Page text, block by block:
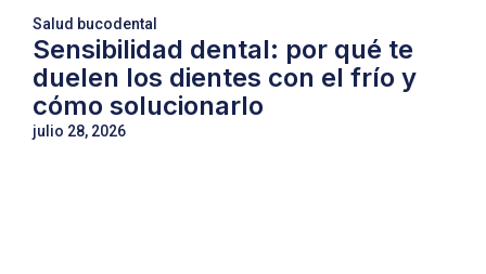
Salud bucodental
Sensibilidad dental: por qué te
duelen los dientes con el frío y
cómo solucionarlo
julio 28, 2026